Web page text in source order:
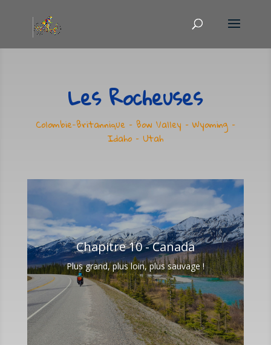
Les Rocheuses
Colombie-Britannique – Bow Valley – Wyoming –
Idaho – Utah
Chapitre 10 - Canada
Plus grand, plus loin, plus sauvage !